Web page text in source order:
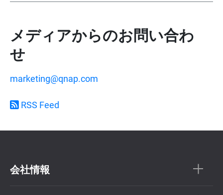
メディアからのお問い合わ
せ
marketing@qnap.com
RSS Feed
会社情報